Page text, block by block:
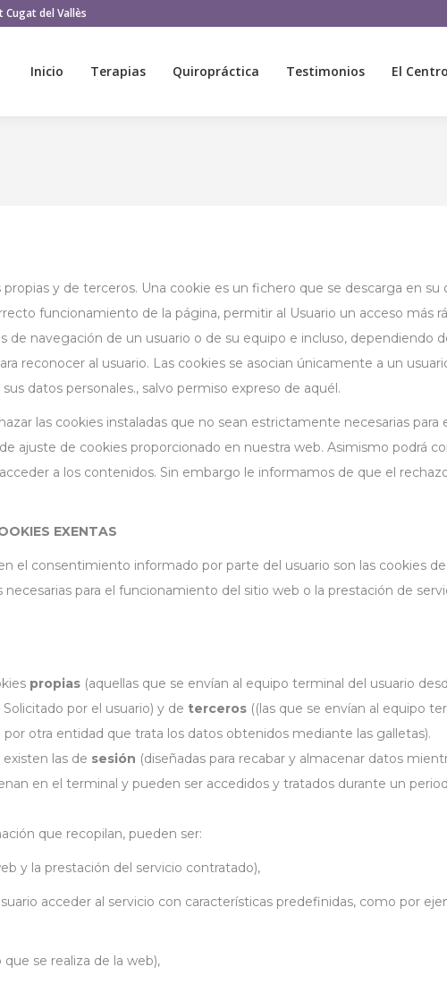
Cugat del Vallès
Inicio Terapias Quiropráctica Testimonios El Centro
y de terceros. Una cookie es un fichero que se descarga en
funcionamiento de la página, permitir al Usuario un acceso más
de navegación de un usuario o de su equipo e incluso, dependiendo
reconocer al usuario. Las cookies se asocian únicamente a un
datos personales., salvo permiso expreso de aquél.
las cookies instaladas que no sean estrictamente necesarias
de ajuste de cookies proporcionado en nuestra web. Asimismo podrá
a los contenidos. Sin embargo le informamos de que el
EXENTAS
el consentimiento informado por parte del usuario son las cookies
para el funcionamiento del sitio web o la prestación de
propias (aquellas que se envían al equipo terminal del usuario
por el usuario) y de terceros ((las que se envían al equipo
otra entidad que trata los datos obtenidos mediante las galletas).
existen las de sesión (diseñadas para recabar y almacenar datos
en el terminal y pueden ser accedidos y tratados durante un
que recopilan, pueden ser:
y la prestación del servicio contratado),
acceder al servicio con características predefinidas, como por
se realiza de la web),